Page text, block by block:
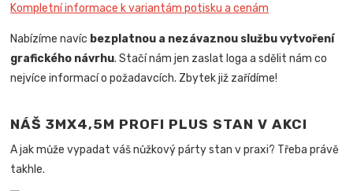
Kompletní informace k variantám potisku a cenám
Nabízíme navíc bezplatnou a nezávaznou službu vytvoření
grafického návrhu. Stačí nám jen zaslat loga a sdělit nám co
nejvíce informací o požadavcích. Zbytek již zařídíme!
NÁŠ 3MX4,5M PROFI PLUS STAN V AKCI
A jak může vypadat váš nůžkový párty stan v praxi? Třeba právě
takhle.